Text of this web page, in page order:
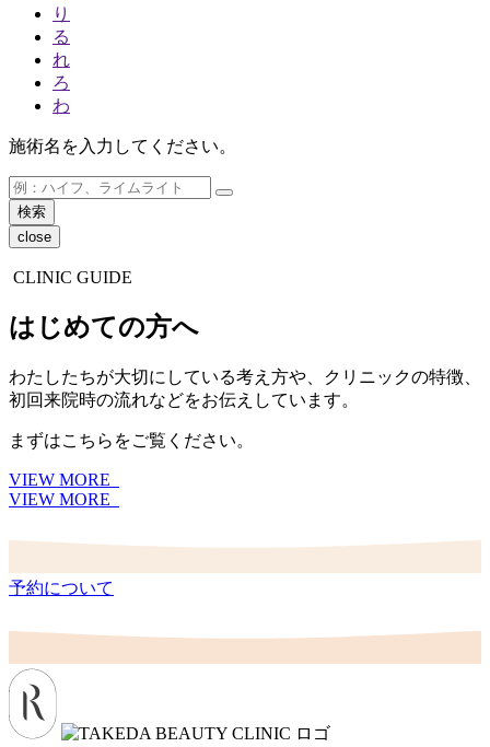
り
る
れ
ろ
わ
施術名を入力してください。
close
CLINIC GUIDE
はじめての方へ
わたしたちが大切にしている考え方や、クリニックの特徴、
初回来院時の流れなどをお伝えしています。
まずはこちらをご覧ください。
VIEW MORE
VIEW MORE
予約について